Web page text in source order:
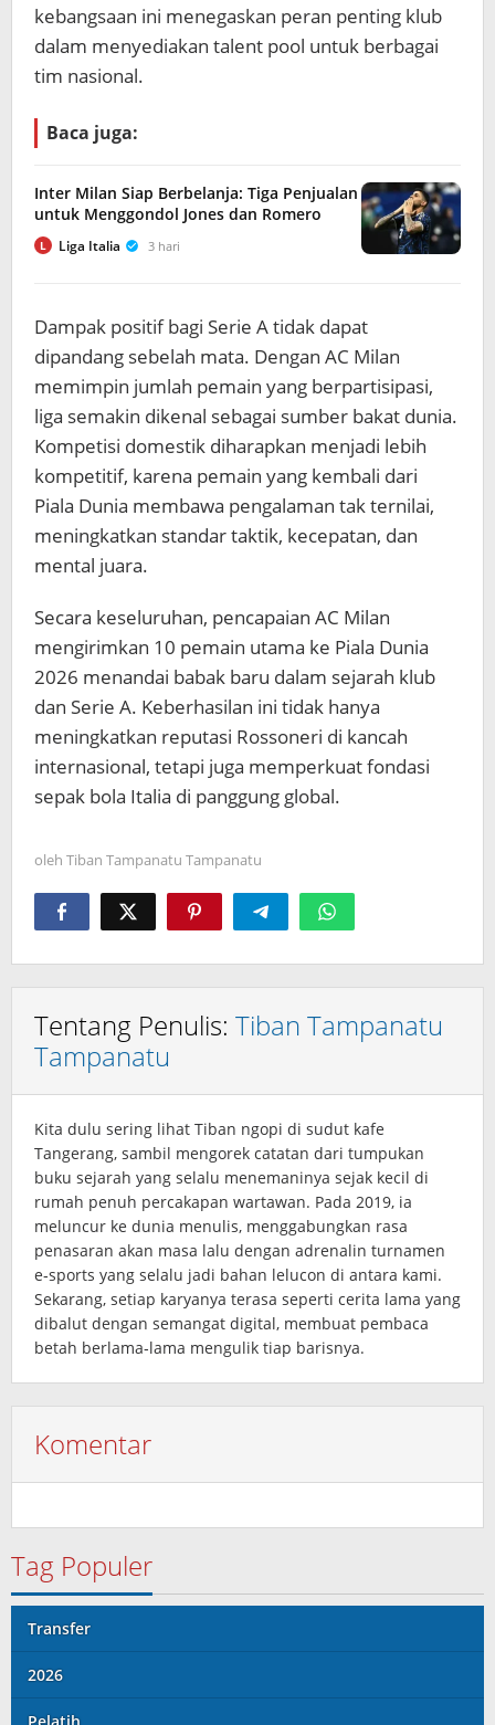
kebangsaan ini menegaskan peran penting klub
dalam menyediakan talent pool untuk berbagai
tim nasional.
Baca juga:
Inter Milan Siap Berbelanja: Tiga Penjualan
untuk Menggondol Jones dan Romero
L Liga Italia 3 hari
Dampak positif bagi Serie A tidak dapat
dipandang sebelah mata. Dengan AC Milan
memimpin jumlah pemain yang berpartisipasi,
liga semakin dikenal sebagai sumber bakat dunia.
Kompetisi domestik diharapkan menjadi lebih
kompetitif, karena pemain yang kembali dari
Piala Dunia membawa pengalaman tak ternilai,
meningkatkan standar taktik, kecepatan, dan
mental juara.
Secara keseluruhan, pencapaian AC Milan
mengirimkan 10 pemain utama ke Piala Dunia
2026 menandai babak baru dalam sejarah klub
dan Serie A. Keberhasilan ini tidak hanya
meningkatkan reputasi Rossoneri di kancah
internasional, tetapi juga memperkuat fondasi
sepak bola Italia di panggung global.
oleh Tiban Tampanatu Tampanatu
Tentang Penulis: Tiban Tampanatu
Tampanatu
Kita dulu sering lihat Tiban ngopi di sudut kafe
Tangerang, sambil mengorek catatan dari tumpukan
buku sejarah yang selalu menemaninya sejak kecil di
rumah penuh percakapan wartawan. Pada 2019, ia
meluncur ke dunia menulis, menggabungkan rasa
penasaran akan masa lalu dengan adrenalin turnamen
e‑sports yang selalu jadi bahan lelucon di antara kami.
Sekarang, setiap karyanya terasa seperti cerita lama yang
dibalut dengan semangat digital, membuat pembaca
betah berlama‑lama mengulik tiap barisnya.
Komentar
Tag Populer
Transfer
2026
Pelatih